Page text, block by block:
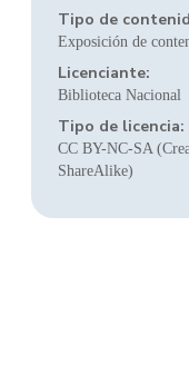
Tipo de
Exposición de
Licenciante:
Biblioteca Nacional
Tipo de licencia:
CC BY-NC-SA
ShareAlike)